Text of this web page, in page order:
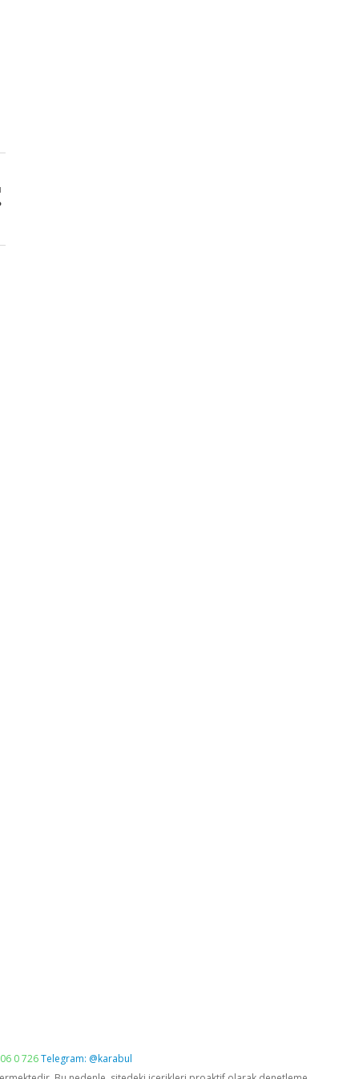
0 726Telegram: @karabul